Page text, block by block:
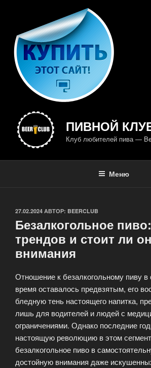
содержимому
ПИВНОЙ
Клуб любителей пива —
Меню
ОПУБЛИКОВАНО
27.02.2024 АВТОР: BEERCLUB
Безалкогольное
трендов и стоит ли
внимания
Отношение к безалкогольному пиву
время оставалось предвзятым, его
бледную тень настоящего напитка,
лишь для водителей и людей с
ограничениями. Однако последние
настоящую революцию в этом
безалкогольное пиво в
достойную внимания даже